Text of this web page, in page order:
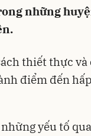
những
thiết thực
điểm đến
yếu tố